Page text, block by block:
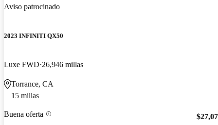
Aviso patrocinado
2023 INFINITI QX50
Luxe FWD 26,946 millas
Torrance, CA
15 millas
Buena oferta